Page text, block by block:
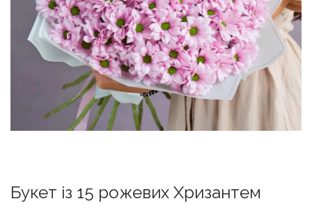
Букет із 15 рожевих Хризантем